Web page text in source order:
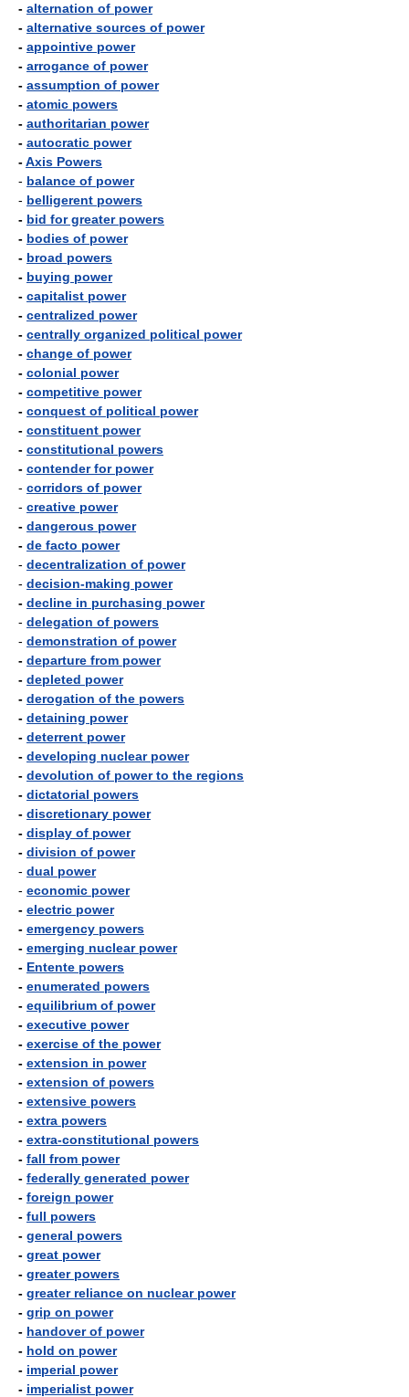
- alternation of power
- alternative sources of power
- appointive power
- arrogance of power
- assumption of power
- atomic powers
- authoritarian power
- autocratic power
-Axis Powers
- balance of power
- belligerent powers
- bid for greater powers
- bodies of power
- broad powers
- buying power
- capitalist power
- centralized power
- centrally organized political power
- change of power
- colonial power
- competitive power
- conquest of political power
- constituent power
- constitutional powers
- contender for power
- corridors of power
- creative power
- dangerous power
- de facto power
- decentralization of power
- decision-making power
- decline in purchasing power
- delegation of powers
- demonstration of power
- departure from power
- depleted power
- derogation of the powers
- detaining power
- deterrent power
- developing nuclear power
- devolution of power to the regions
- dictatorial powers
- discretionary power
- display of power
- division of power
- dual power
- economic power
- electric power
- emergency powers
- emerging nuclear power
- Entente powers
- enumerated powers
- equilibrium of power
- executive power
- exercise of the power
- extension in power
- extension of powers
- extensive powers
- extra powers
- extra-constitutional powers
- fall from power
- federally generated power
- foreign power
- full powers
- general powers
- great power
- greater powers
- greater reliance on nuclear power
- grip on power
- handover of power
- hold on power
- imperial power
- imperialist power